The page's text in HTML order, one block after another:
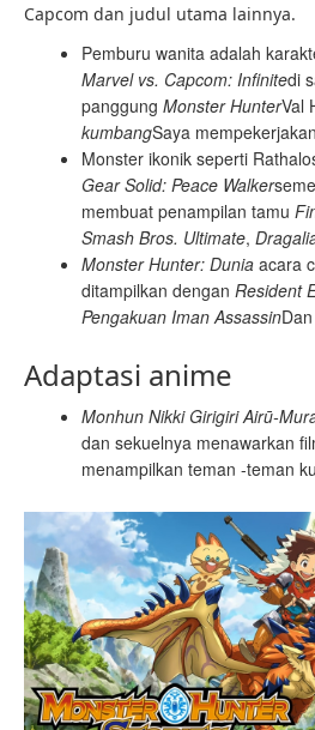
Capcom dan judul utama lainnya.
Pemburu wanita adalah
Marvel vs. Capcom: Infinitedi
panggung Monster HunterVal
kumbangSaya
Monster ikonik seperti
Gear Solid: Peace Walker
membuat penampilan tamu
Smash Bros. Ultimate,
Monster Hunter: Dunia acara
ditampilkan dengan Resident
Pengakuan Iman AssassinDan
Adaptasi anime
Monhun Nikki Girigiri Airū-
dan sekuelnya menawarkan
menampilkan teman -teman